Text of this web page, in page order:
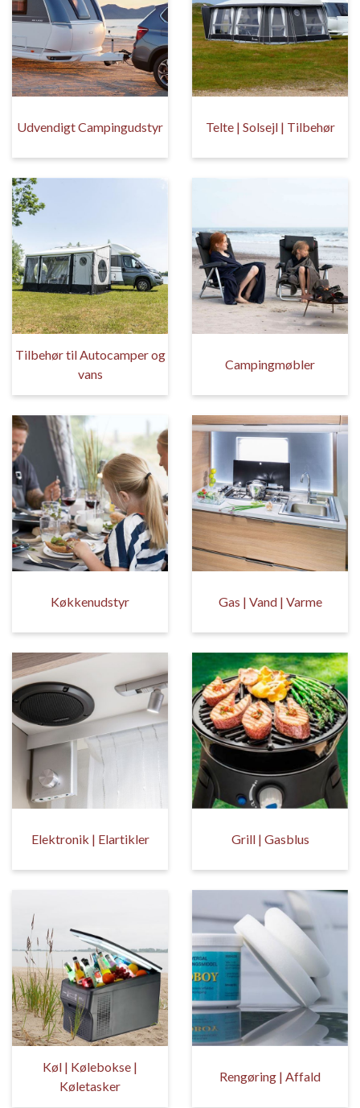
Udvendigt Campingudstyr Telte | Solsejl | Tilbehør
Tilbehør til Autocamper og
vans
Campingmøbler
Køkkenudstyr Gas | Vand | Varme
Elektronik | Elartikler Grill | Gasblus
Køl | Kølebokse |
Køletasker
Rengøring | Affald